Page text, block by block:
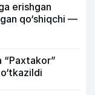
erishgan
qo‘shiqchi —
“Paxtakor”